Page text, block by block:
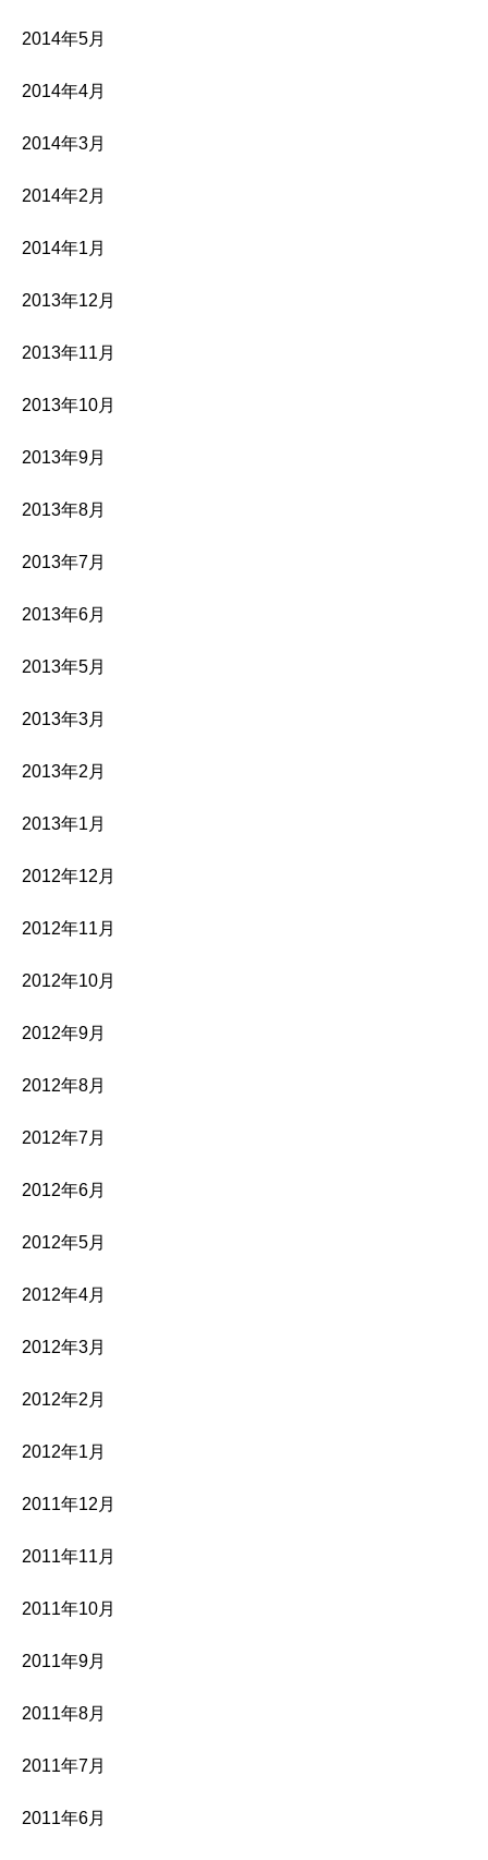
2014年5月
2014年4月
2014年3月
2014年2月
2014年1月
2013年12月
2013年11月
2013年10月
2013年9月
2013年8月
2013年7月
2013年6月
2013年5月
2013年3月
2013年2月
2013年1月
2012年12月
2012年11月
2012年10月
2012年9月
2012年8月
2012年7月
2012年6月
2012年5月
2012年4月
2012年3月
2012年2月
2012年1月
2011年12月
2011年11月
2011年10月
2011年9月
2011年8月
2011年7月
2011年6月